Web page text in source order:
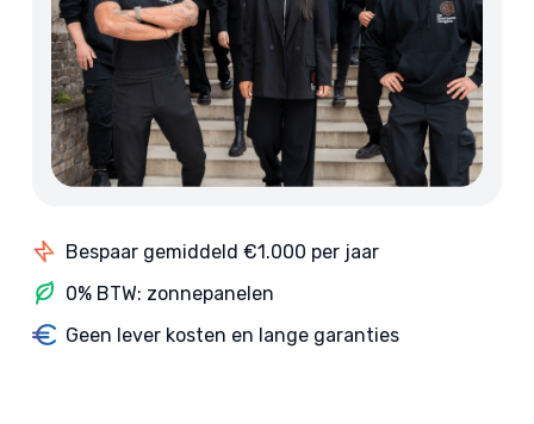
Bespaar gemiddeld €1.000 per jaar
0% BTW: zonnepanelen
Geen lever kosten en lange garanties